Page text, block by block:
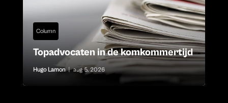
Column
Topadvocaten in de komkommertijd
Hugo Lamon | aug 5, 2026